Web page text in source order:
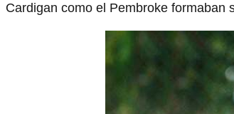
Cardigan como el Pembroke formaban